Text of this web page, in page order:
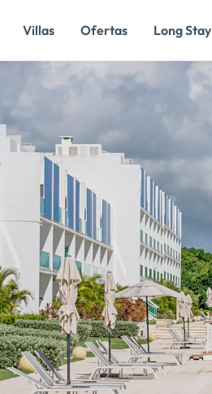
Villas Ofertas Long Stay